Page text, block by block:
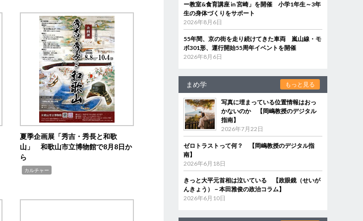
夏季企画展「秀吉・秀長と和歌
山」 和歌山市立博物館で8月8日か
ら
カルチャー
ー教室&食育講座 in 宮崎」を開催 小学1年生～3年
生の身体づくりをサポート
2026年8月6日
55年間、京の街を走り続けてきた車両 嵐山線・モ
ボ301形、運行開始55周年イベントを開催
2026年8月6日
まめ学 もっと見る
写真に埋まっている位置情報はおっ
かないのか 【岡嶋教授のデジタル
指南】
2026年7月22日
ゼロトラストって何？ 【岡嶋教授のデジタル指
南】
2026年6月18日
きっと大平元首相は泣いている 【政眼鏡（せいが
んきょう）－本田雅俊の政治コラム】
2026年6月10日